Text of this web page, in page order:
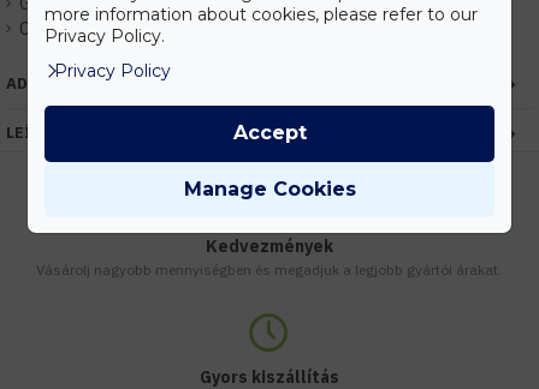
Cikkszám:EHKX26002
ADATOK
LEÍRÁS
Kedvezmények
Vásárolj nagyobb mennyiségben és megadjuk a legjobb gyártói árakat.
Gyors kiszállítás
more information about cookies, please refer to our
Privacy Policy.
Privacy Policy
Manage Cookies
Accept